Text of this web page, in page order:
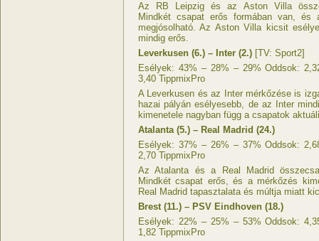
Az RB Leipzig és az Aston Villa
Mindkét csapat erős formában van, és
megjósolható. Az Aston Villa kicsit
mindig erős.
Leverkusen (6.) – Inter (2.) [TV: Sport2]
Esélyek: 43% – 28% – 29% Oddsok:
3,40 TippmixPro
A Leverkusen és az Inter mérkőzése is
hazai pályán esélyesebb, de az Inter
kimenetele nagyban függ a csapatok
Atalanta (5.) – Real Madrid (24.)
Esélyek: 37% – 26% – 37% Oddsok:
2,70 TippmixPro
Az Atalanta és a Real Madrid
Mindkét csapat erős, és a mérkőzés
Real Madrid tapasztalata és múltja miatt
Brest (11.) – PSV Eindhoven (18.)
Esélyek: 22% – 25% – 53% Oddsok:
1,82 TippmixPro